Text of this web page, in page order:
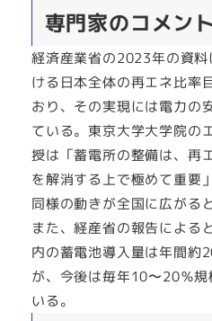
専門家のコメン
経済産業省の2023年の資
ける日本全体の再エネ比率
おり、その実現には電力の
ている。東京大学大学院の
授は「蓄電所の整備は、再
を解消する上で極めて重要
同様の動きが全国に広がる
また、経産省の報告による
内の蓄電池導入量は年間約
が、今後は毎年10〜20％
いる。